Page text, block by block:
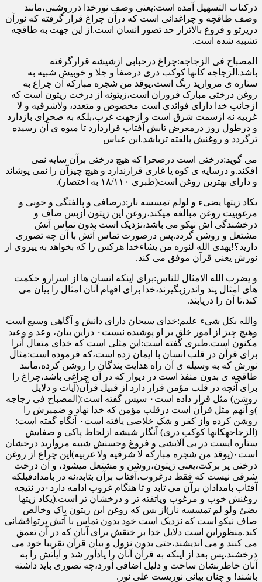
درکتاب التسهیل آمده است:یعنی وصف نورخدا درروشنی،مانند
وصف طاقچه و چراغدانی است که درآن چراغ قرار گرفته که نورآن
درپرتو و فروغ بالاتراز حد تصور انسان است.از این جهت به طاقچه
تشبیه شده است.
المصباح فی الزجاجه:چراغ درحبابی ازشیشه قرارگرفته
باشد.الزجاجه کانها کوکب دری درصفا و جلا و خوبیش شبیه به
ستاره ی مروارید رنگ است،یوقد من شجره مبارکه آن چراغ به
روغن درختی مبارک فروزان است،زیتونه از درخت زیتون است که
ازجانب خدا دارای فوائدی است مخصوص و متعدد، ولاشرقیه و لا
غربیه نه ازسمت شرق است و ازجهت غرب،بلکه به صحرای بازدارد
و درطول روز درمعرض تابش آفتاب قراردارد تا میوه ی آن رسیده
ترگردد و روغنش پالفته ترباشد.ابن عباس
می گوید:درختی است درصحرا که هیچ درختی برآن سایه نمی
افکند.و درسایه ی کوه یا غاری قرارندارد و هیچ چیزآن را نمی پوشاند
و دارای بهترین روغن است(طبری ۱۸/۱۱۰ به اختصار).
یکاد زیتها یضیء و لولم تمسسه نار:درصافی و پالفتگی و خوبی و
مرغوبیت روغن مبالغه میکند،روغن این زیتون ازبس صاف و
درخشندگی اش نیکو می باشد،نزدیک است بدون تماس آتش
مشتعل و روشن گردد.پس درصورت تماس آتش با آن چه تصوری
دارید؟!یهدی الله لنوره من یشاءخدا هرکس را که بخواهد به پیروی از
نورش یعنی قرآن موفق می کند.
و یضرب الله الامثال للناس:برای اینکه انسان ها از اسرارو حکمت
های امثال پند واندرزبگیرند،خدا برای افهام آنان امثال را بیان می
کند،تا آن را دریابند.
والله بکل شیء علیم:خدای سبحان دارای دانش و آگاهی وسیع است
وهیچ چیز از امور خلق بر او پوشیده نیست۰ دراین بیان، وعد و وعید
مکنون است.طبری گفته است:این مثلی است که خدای متعال آنرا
برای قرآن در قلب انسان با ایمان زده است،که فرموده است:مثال
نورش که به وسیله ی آن راه هدایت بندگان را روشن کرده،مانند
طاقچه ی بدون منفذ است در دیوار که در آن چراغی باشد،چراغ را
برای آنچه در قلب مؤمن قرار دارد از قبیل قرآن(آیات و دلایل
روشن) مثل قرار داده است۰ سپس گفته است:(المصباح فی زجاجه
)و آنهم مثل قرآن است درقلب مؤمن که خدا نهاد و ضمیرش را
روشن کرده واز کفر و شک خلاصی یافته است۰ آنگاه گفته است:
(الزجاجهکانها کوکب دری) آنگار شیشه ازلحاظ پاکی و صفایش
ستاره ایست در بی آلایشی و فروغ وحسنش شبیه مروارید درخشان
است۰(یوقد من شجره مبارکه لا شرقیه ولا غربیه)این چراغ از روغن
درختی پر برکت،یعنی زیتون،روشن و مشتعل میشود، و آن درخت
شرقی نیست که فقط درغروب،آفتاب برآن بتابد،نه در بامدادفبلکه
آفتاب بامدادان برآن می تابد و تا هنگام غروب ادامه دارد۰در نتیجه
روغنش خوب و مرغوب وپاتفته تر و درخشان تر است.(یکاد زیتها
یضئ ولو لم تمسسه نار)از بس که روغن این زیتون پاک وخالص
صاف نیکو است که نزدیک است خود بدون تماس با آتش پرتوافشانی
کند.منظوراین است دلایل خدا بر ختقش برای آنان که در آن تعمق
می کنند و می اندیشند،حتی بدون نزول و بیان قرآن تقریبا خود می
درخشند،پس بعد از اینکه به قرآن آنان را یادآور شد و آیاتش را به
آنان خاطرنشان ساخت و دلیل اضافی آورد،چه تصوری باید داشته
باشند! و چنان بیانی نوریست علی نور.